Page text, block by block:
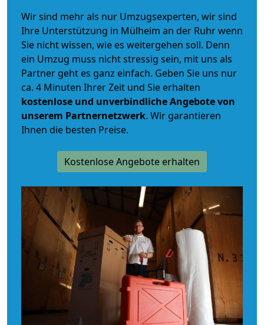
Wir sind mehr als nur Umzugsexperten, wir sind
Ihre Unterstützung in Mülheim an der Ruhr wenn
Sie nicht wissen, wie es weitergehen soll. Denn
ein Umzug muss nicht stressig sein, mit uns als
Partner geht es ganz einfach. Geben Sie uns nur
ca. 4 Minuten Ihrer Zeit und Sie erhalten
kostenlose und unverbindlicheAngebote von
unserem Partnernetzwerk. Wir garantieren
Ihnen die besten Preise.
Kostenlose Angebote erhalten